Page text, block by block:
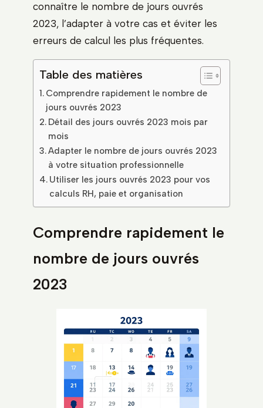
connaître le nombre de jours ouvrés
2023, l’adapter à votre cas et éviter les
erreurs de calcul les plus fréquentes.
Table des matières
Comprendre rapidement le nombre de
jours ouvrés 2023
Détail des jours ouvrés 2023 mois par
mois
Adapter le nombre de jours ouvrés 2023
à votre situation professionnelle
Utiliser les jours ouvrés 2023 pour vos
calculs RH, paie et organisation
Comprendre rapidement le
nombre de jours ouvrés
2023